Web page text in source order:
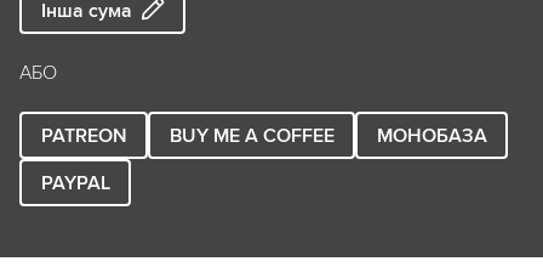
Інша сума
АБО
PATREON BUY ME A COFFEE
МОНОБАЗА
PAYPAL